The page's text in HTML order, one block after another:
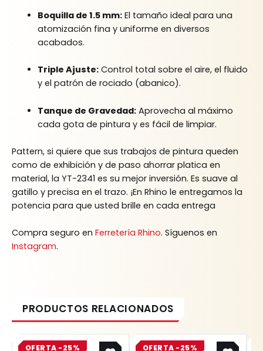
Boquilla de 1.5 mm:El tamaño ideal para una
atomización fina y uniforme en diversos
acabados.
Triple Ajuste:Control total sobre el aire, el fluido
y el patrón de rociado (abanico).
Tanque de Gravedad:Aprovecha al máximo
cada gota de pintura y es fácil de limpiar.
Pattern, si quiere que sus trabajos de pintura queden
como de exhibición y de paso ahorrar platica en
material, la YT-2341 es su mejor inversión. Es suave al
gatillo y precisa en el trazo. ¡En Rhino le entregamos la
potencia para que usted brille en cada entrega
Compra seguro en Ferretería Rhino. Síguenos en
Instagram.
OFERTA -25%
Original
Current
OFERTA -25%
Original
Current